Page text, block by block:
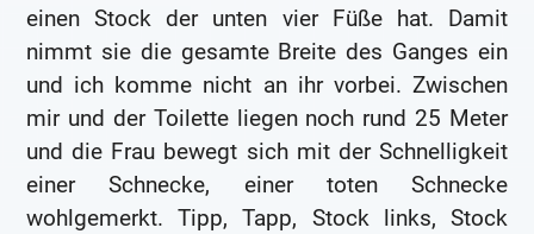
einen Stock der unten vier Füße hat. Damit
nimmt sie die gesamte Breite des Ganges ein
und ich komme nicht an ihr vorbei. Zwischen
mir und der Toilette liegen noch rund 25 Meter
und die Frau bewegt sich mit der Schnelligkeit
einer Schnecke, einer toten Schnecke
wohlgemerkt. Tipp, Tapp, Stock links, Stock